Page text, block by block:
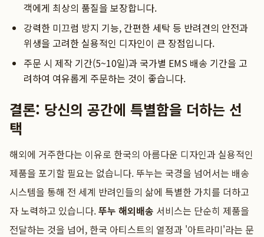
객에게 최상의 품질을 보장합니다.
강력한 미끄럼 방지 기능, 간편한 세탁 등 반려견의 안전과
위생을 고려한 실용적인 디자인이 큰 장점입니다.
주문 시 제작 기간(5~10일)과 국가별 EMS 배송 기간을 고
려하여 여유롭게 주문하는 것이 좋습니다.
결론: 당신의 공간에 특별함을 더하는 선
택
해외에 거주한다는 이유로 한국의 아름다운 디자인과 실용적인
제품을 포기할 필요는 없습니다. 뚜누는 국경을 넘어서는 배송
시스템을 통해 전 세계 반려인들의 삶에 특별한 가치를 더하고
자 노력하고 있습니다.뚜누 해외배송 서비스는 단순히 제품을
전달하는 것을 넘어, 한국 아티스트의 열정과 '아트라미'라는 문